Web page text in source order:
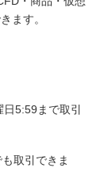
ます。
5:59まで取引
取引できま